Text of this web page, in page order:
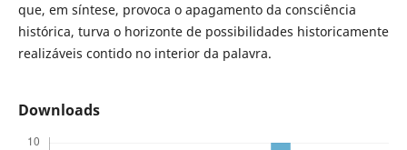
que, em síntese, provoca o apagamento da consciência
histórica, turva o horizonte de possibilidades historicamente
realizáveis contido no interior da palavra.
Downloads